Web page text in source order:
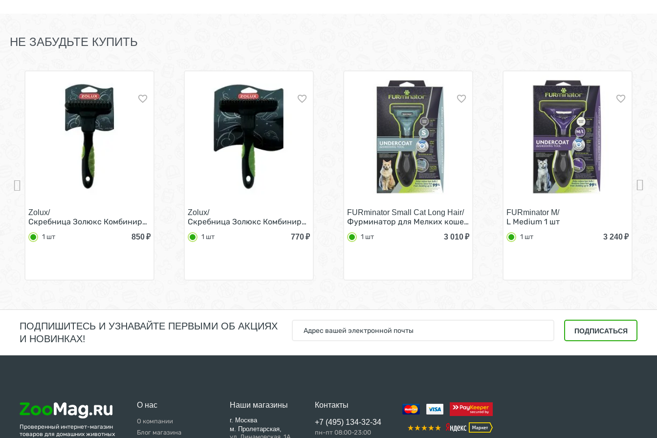
НЕ ЗАБУДЬТЕ КУПИТЬ
Zolux/
Скребница Золюкс Комбинированная 13 зубцов 1 шт
1 шт 850₽
Zolux/
Скребница Золюкс Комбинированная 20 зубцов 1 шт
1 шт 770₽
FURminator Small Cat Long Hair/
Фурминатор для Мелких кошек с Длинной шерстью 1 шт
1 шт 3 010₽
FURminator M/
L Medium 1 шт
1 шт 3 240₽
ПОДПИШИТЕСЬ И УЗНАВАЙТЕ ПЕРВЫМИ ОБ АКЦИЯХ
И НОВИНКАХ!
ПОДПИСАТЬСЯ
Проверенный интернет-магазин
товаров для домашних животных
О нас
О компании
Блог магазина
Наши магазины
г. Москва
м. Пролетарская,
Контакты
+7 (495) 134-32-34
пн-пт 08:00-23:00